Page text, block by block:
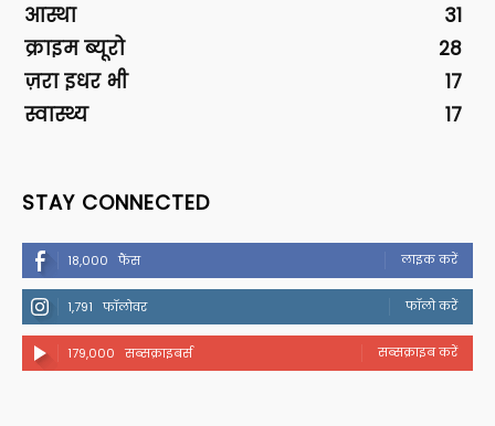
आस्था
31
क्राइम ब्यूरो
28
ज़रा इधर भी
17
स्वास्थ्य
17
STAY CONNECTED
18,000 फैंस लाइक करें
1,791 फॉलोवर फॉलो करें
179,000 सब्सक्राइबर्स सब्सक्राइब करें